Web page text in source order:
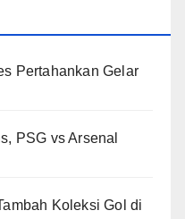
Pertahankan Gelar
PSG vs Arsenal
Koleksi Gol di